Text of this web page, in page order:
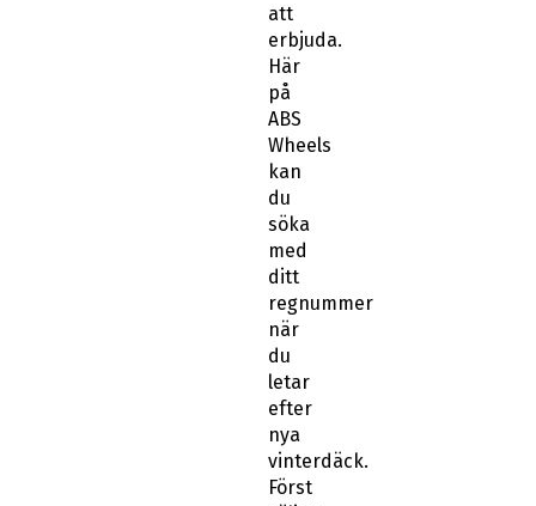
att
erbjuda.
Här
på
ABS
Wheels
kan
du
söka
med
ditt
regnummer
när
du
letar
efter
nya
vinterdäck.
Först